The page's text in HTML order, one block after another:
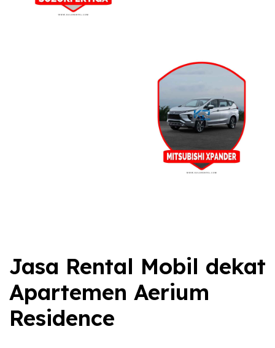
Jasa Rental Mobil dekat
Apartemen Aerium
Residence